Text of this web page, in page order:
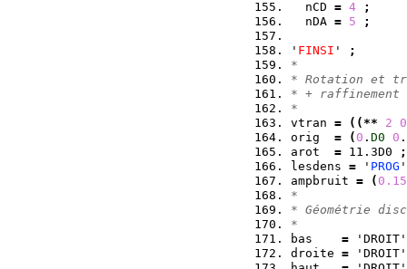
  nCD
= 4
;
  nDA
= 5 ;
' FINSI '
;
*
* Rotation et
* + raffinement
*
vtran = ( ( ** 2
orig = ( 0 . D0 0 .
arot = 11.3D0
;
lesdens = ' PROG
ampbruit = ( 0.15
*
* Géométrie
*
bas =
droite =